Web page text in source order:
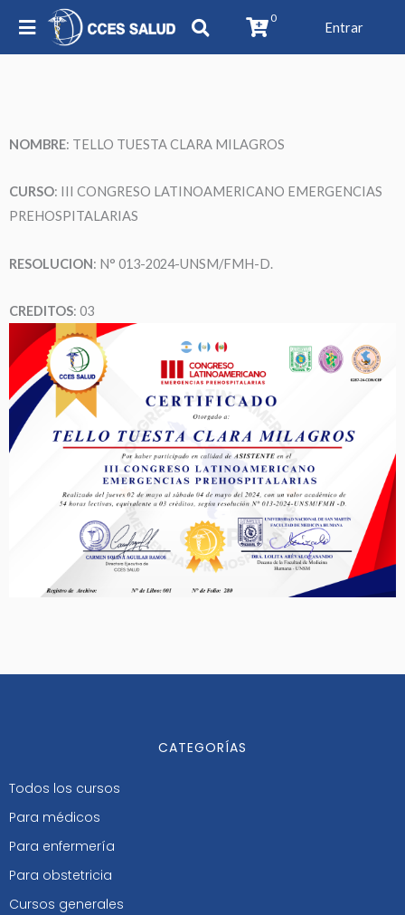
0
Entrar
NOMBRE: TELLO TUESTA CLARA MILAGROS
CURSO: III CONGRESO LATINOAMERICANO EMERGENCIAS
PREHOSPITALARIAS
RESOLUCION: N° 013-2024-UNSM/FMH-D.
CREDITOS: 03
CATEGORÍAS
Todos los cursos
Para médicos
Para enfermería
Para obstetricia
Cursos generales